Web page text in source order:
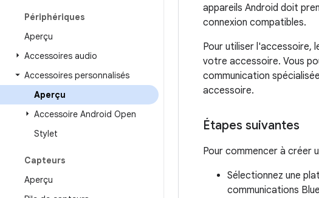
Périphériques
Aperçu
Accessoires audio
Accessoires personnalisés
Aperçu
Accessoire Android Open
Stylet
Capteurs
Aperçu
appareils Android doit
connexion compatibles.
Pour utiliser l'accessoire,
votre accessoire. Vous
communication
accessoire.
Étapes suivantes
Pour commencer à créer
Sélectionnez une
communications